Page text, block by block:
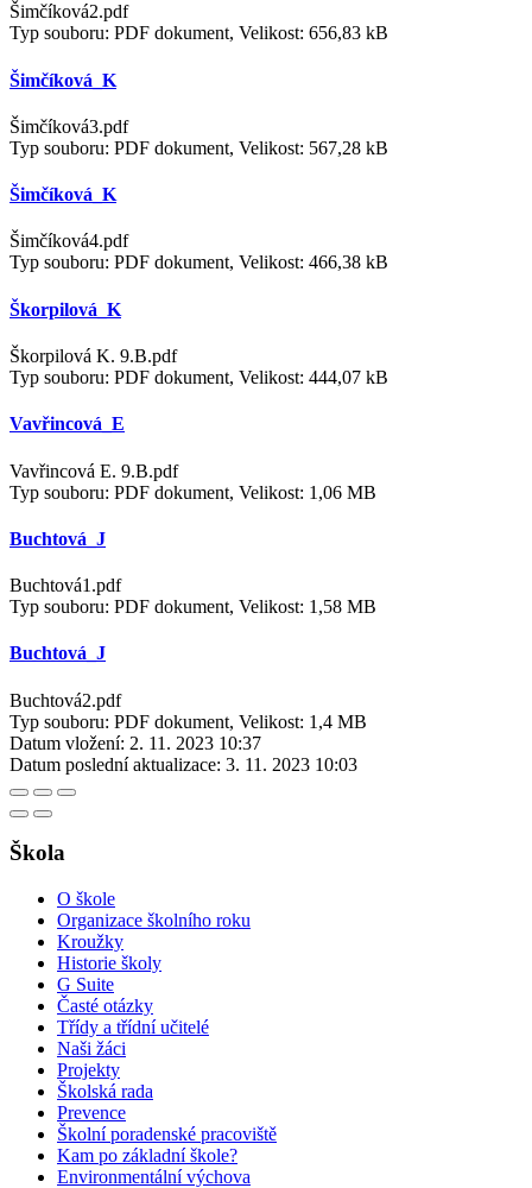
Šimčíková2.pdf
Typ souboru: PDF dokument, Velikost: 656,83 kB
Šimčíková_K
Šimčíková3.pdf
Typ souboru: PDF dokument, Velikost: 567,28 kB
Šimčíková_K
Šimčíková4.pdf
Typ souboru: PDF dokument, Velikost: 466,38 kB
Škorpilová_K
Škorpilová K. 9.B.pdf
Typ souboru: PDF dokument, Velikost: 444,07 kB
Vavřincová_E
Vavřincová E. 9.B.pdf
Typ souboru: PDF dokument, Velikost: 1,06 MB
Buchtová_J
Buchtová1.pdf
Typ souboru: PDF dokument, Velikost: 1,58 MB
Buchtová_J
Buchtová2.pdf
Typ souboru: PDF dokument, Velikost: 1,4 MB
Datum vložení: 2. 11. 2023 10:37
Datum poslední aktualizace: 3. 11. 2023 10:03
Škola
O škole
Organizace školního roku
Kroužky
Historie školy
G Suite
Časté otázky
Třídy a třídní učitelé
Naši žáci
Projekty
Školská rada
Prevence
Školní poradenské pracoviště
Kam po základní škole?
Environmentální výchova